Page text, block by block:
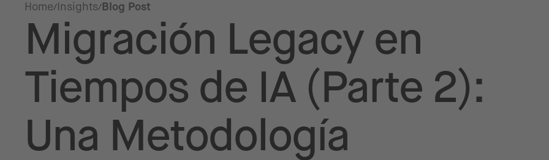
Home Insights Blog Post
Migración Legacy en
Tiempos de IA (Parte 2):
Una Metodología